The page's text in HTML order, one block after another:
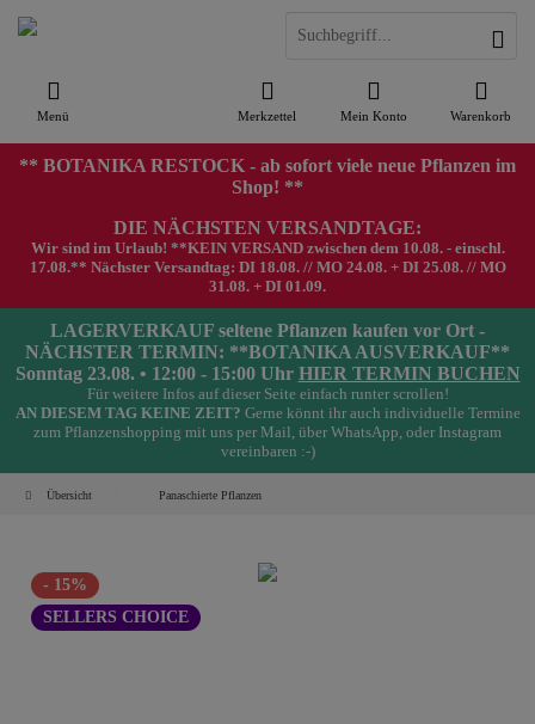
Menü Warenkorb
Merkzettel Mein Konto
** BOTANIKA RESTOCK - ab sofort viele neue Pflanzen im
Shop! **
DIE NÄCHSTEN VERSANDTAGE:
Wir sind im Urlaub! **KEIN VERSAND zwischen dem 10.08. - einschl.
17.08.** Nächster Versandtag: DI 18.08. // MO 24.08. + DI 25.08. // MO
31.08. + DI 01.09.
LAGERVERKAUF seltene Pflanzen kaufen vor Ort -
NÄCHSTER TERMIN: **BOTANIKA AUSVERKAUF**
Sonntag 23.08. • 12:00 - 15:00 Uhr HIER TERMIN BUCHEN
Für weitere Infos auf dieser Seite einfach runter scrollen!
AN DIESEM TAG KEINE ZEIT? Gerne könnt ihr auch individuelle Termine
zum Pflanzenshopping mit uns per Mail, über WhatsApp, oder Instagram
vereinbaren :-)
Übersicht Panaschierte Pflanzen
- 15%
SELLERS CHOICE